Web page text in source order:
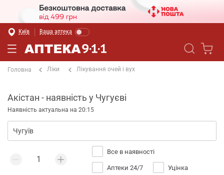
Київ Ваша аптека
Головна Ліки Лікування очей і вух
Акістан - наявність у Чугуєві
Наявність актуальна на 20:15
Все в наявності
Аптеки 24/7 Уцінка